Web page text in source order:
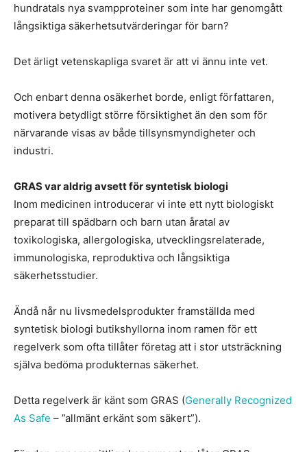
hundratals nya svampproteiner som inte har genomgått
långsiktiga säkerhetsutvärderingar för barn?
Det ärligt vetenskapliga svaret är att vi ännu inte vet.
Och enbart denna osäkerhet borde, enligt författaren,
motivera betydligt större försiktighet än den som för
närvarande visas av både tillsynsmyndigheter och
industri.
GRAS var aldrig avsett för syntetisk biologi
Inom medicinen introducerar vi inte ett nytt biologiskt
preparat till spädbarn och barn utan åratal av
toxikologiska, allergologiska, utvecklingsrelaterade,
immunologiska, reproduktiva och långsiktiga
säkerhetsstudier.
Ändå når nu livsmedelsprodukter framställda med
syntetisk biologi butikshyllorna inom ramen för ett
regelverk som ofta tillåter företag att i stor utsträckning
själva bedöma produkternas säkerhet.
Detta regelverk är känt som GRAS (Generally Recognized
As Safe – ”allmänt erkänt som säkert”).